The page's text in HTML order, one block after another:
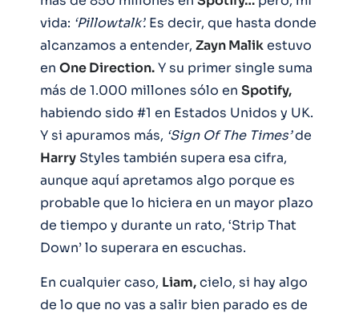
vida: ‘Pillowtalk’. Es decir, que hasta donde
alcanzamos a entender, Zayn Malikestuvo
en One Direction.Y su primer single suma
más de 1.000 millones sólo en Spotify,
habiendo sido #1 en Estados Unidos y UK.
Y si apuramos más, ‘Sign Of The Times’de
Harry Styles también supera esa cifra,
aunque aquí apretamos algo porque es
probable que lo hiciera en un mayor plazo
de tiempo y durante un rato, ‘Strip That
Down’ lo superara en escuchas.
En cualquier caso, Liam,cielo, si hay algo
de lo que no vas a salir bien parado es de